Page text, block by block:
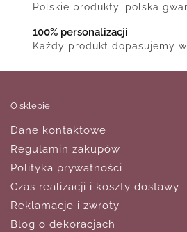
Polskie produkty, polska
100% personalizacji
Każdy produkt dopasujemy
O sklepie
Dane kontaktowe
Regulamin zakupów
Polityka prywatności
Czas realizacji i koszty dostawy
Reklamacje i zwroty
Blog o dekoracjach